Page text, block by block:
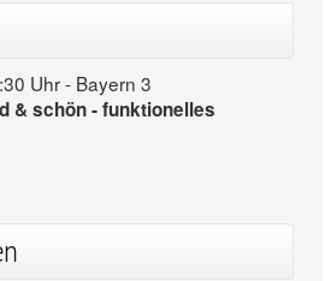
Uhr - Bayern 3
& schön - funktionelles